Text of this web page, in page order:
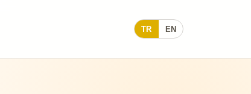
TR EN